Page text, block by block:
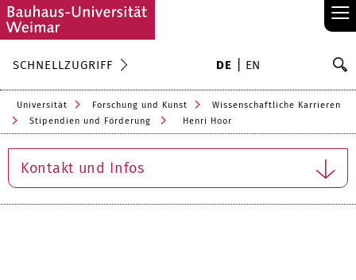
≡
SCHNELLZUGRIFF DE EN
Universität Forschung und Kunst
Wissenschaftliche Karrieren
Stipendien und Förderung
Henri Hoor
Kontakt und Infos